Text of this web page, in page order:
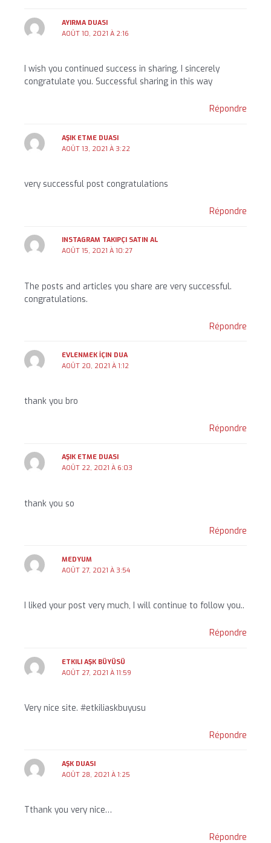
AYIRMA DUASI
AOÛT 10, 2021 À 2:16
I wish you continued success in sharing. I sincerely
congratulate you. Successful sharing in this way
Répondre
AŞIK ETME DUASI
AOÛT 13, 2021 À 3:22
very successful post congratulations
Répondre
INSTAGRAM TAKIPÇI SATIN AL
AOÛT 15, 2021 À 10:27
The posts and articles you share are very successful.
congratulations.
Répondre
EVLENMEK İÇIN DUA
AOÛT 20, 2021 À 1:12
thank you bro
Répondre
AŞIK ETME DUASI
AOÛT 22, 2021 À 6:03
thank you so
Répondre
MEDYUM
AOÛT 27, 2021 À 3:54
I liked your post very much, I will continue to follow you..
Répondre
ETKILI AŞK BÜYÜSÜ
AOÛT 27, 2021 À 11:59
Very nice site. #etkiliaskbuyusu
Répondre
AŞK DUASI
AOÛT 28, 2021 À 1:25
Tthank you very nice…
Répondre